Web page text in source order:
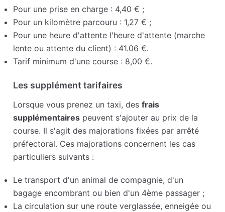
Pour une prise en charge : 4,40 € ;
Pour un kilomètre parcouru : 1,27 € ;
Pour une heure d'attente l'heure d'attente (marche
lente ou attente du client) : 41.06 €.
Tarif minimum d'une course : 8,00 €.
Les supplément tarifaires
Lorsque vous prenez un taxi, desfrais
supplémentaires peuvent s'ajouter au prix de la
course. Il s'agit des majorations fixées par arrêté
préfectoral. Ces majorations concernent les cas
particuliers suivants :
Le transport d'un animal de compagnie, d'un
bagage encombrant ou bien d'un 4ème passager ;
La circulation sur une route verglassée, enneigée ou